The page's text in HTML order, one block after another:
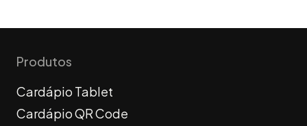
Produtos
Cardápio Tablet
Cardápio QR Code